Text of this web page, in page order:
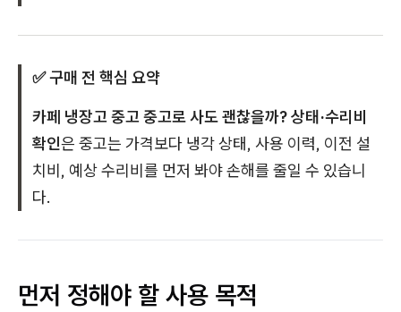
✅ 구매 전 핵심 요약
카페 냉장고 중고 중고로 사도 괜찮을까? 상태·수리비
확인은 중고는 가격보다 냉각 상태, 사용 이력, 이전 설
치비, 예상 수리비를 먼저 봐야 손해를 줄일 수 있습니
다.
먼저 정해야 할 사용 목적